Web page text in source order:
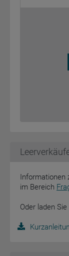
Informationen
im Bereich
Oder laden